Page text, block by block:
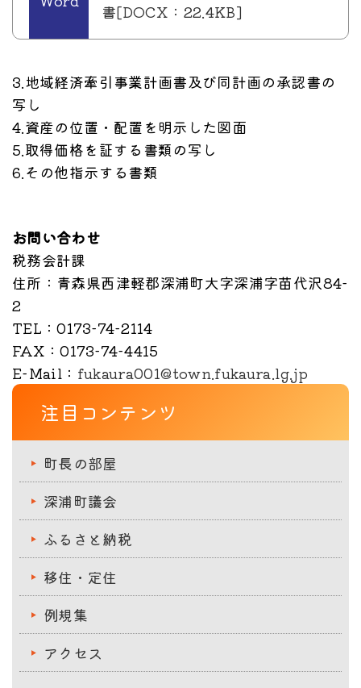
書[DOCX：22.4KB]
3.地域経済牽引事業計画書及び同計画の承認書の
写し
4.資産の位置・配置を明示した図面
5.取得価格を証する書類の写し
6.その他指示する書類
お問い合わせ
税務会計課
住所 ：青森県西津軽郡深浦町大字深浦字苗代沢84-
2
TEL ：0173-74-2114
FAX ：0173-74-4415
E-Mail ： fukaura001@town.fukaura.lg.jp
注目コンテンツ
町長の部屋
深浦町議会
ふるさと納税
移住・定住
例規集
アクセス